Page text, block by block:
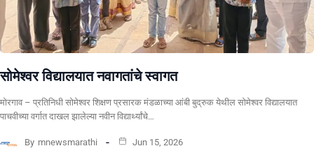
सोमेश्वर विद्यालयात नवागतांचे स्वागत
मोरगाव – प्रतिनिधी सोमेश्वर शिक्षण प्रसारक मंडळाच्या आंबी बुद्रुक येथील सोमेश्वर विद्यालयात
पाचवीच्या वर्गात दाखल झालेल्या नवीन विद्यार्थ्यांचे…
By mnewsmarathi Jun 15, 2026